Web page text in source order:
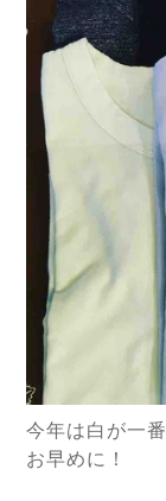
今年は白が一
お早めに！